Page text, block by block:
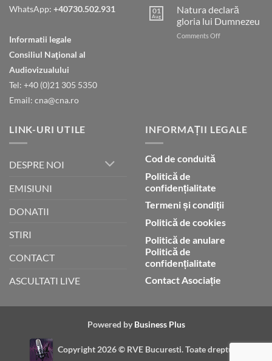
WhatsApp: +40730.502.931
Informatii legale
Consiliul Naţional al
Audiovizualului
Tel: +40 (0)21 305 5350
Email: cna@cna.ro
nostru
care
ești
în
01
Aug
Natura declară
gloria lui Dumnezeu
Comments Offon
LINK-URI UTILE
DESPRE NOI
EMISIUNI
DONATII
STIRI
CONTACT
ASCULTATI LIVE
INFORMAȚII LEGALE
Cod de conduită
Politică de
confidențialitate
Termeni și condiții
Politică de cookies
Politică de anulare
Politică de
confidențialitate
Contact Asociație
Powered by Business Plus
Copyright 2026 © RVE Bucuresti. Toate drepturile